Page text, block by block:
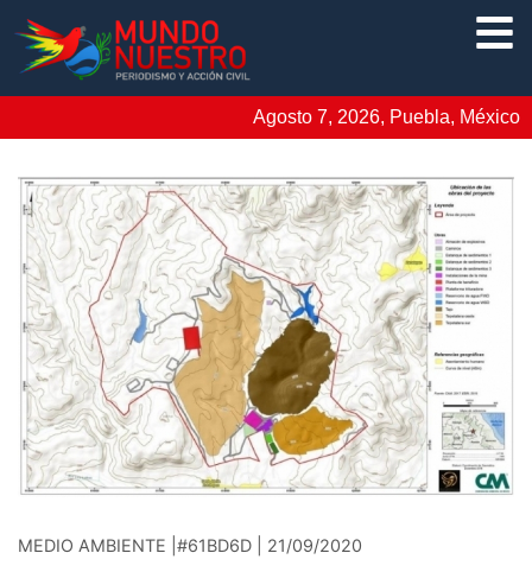
Agosto 7, 2026, Puebla, México
MEDIO AMBIENTE |#61BD6D | 21/09/2020